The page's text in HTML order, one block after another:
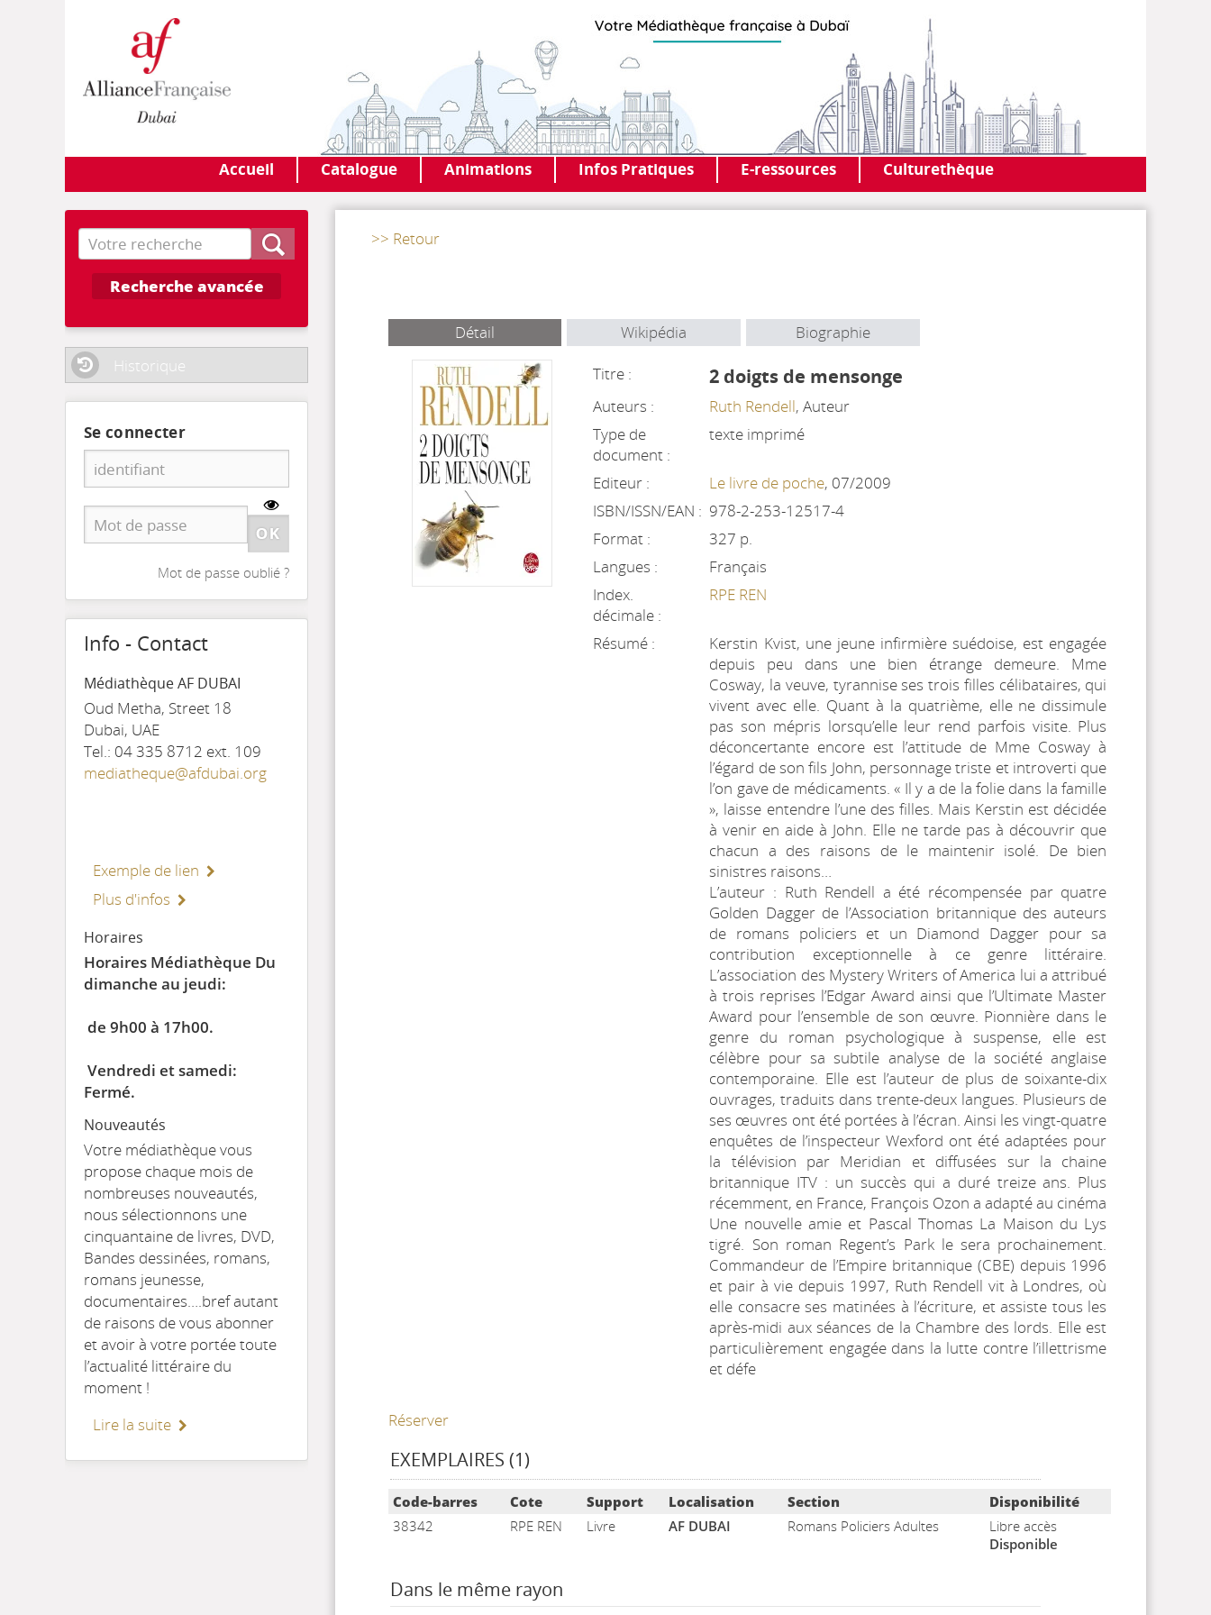
AF DUBAI
MEDIATHÈQUE
Accueil Catalogue Animations Infos Pratiques E-ressources Culturethèque
>> Retour
Détail Wikipédia
Biographie
Titre :
2 doigts de mensonge
Auteurs : Ruth Rendell, Auteur
Type de
document :
texte imprimé
Editeur : Le livre de poche, 07/2009
ISBN/ISSN/EAN : 978-2-253-12517-4
Format :
327 p.
Langues :
Français
Index.
décimale :
RPE REN
Résumé :
Kerstin Kvist, une jeune infirmière suédoise, est engagée
depuis peu dans une bien étrange demeure. Mme
Cosway, la veuve, tyrannise ses trois filles célibataires, qui
vivent avec elle. Quant à la quatrième, elle ne dissimule
pas son mépris lorsqu’elle leur rend parfois visite. Plus
déconcertante encore est l’attitude de Mme Cosway à
l’égard de son fils John, personnage triste et introverti que
l’on gave de médicaments. « Il y a de la folie dans la famille
», laisse entendre l’une des filles. Mais Kerstin est décidée
à venir en aide à John. Elle ne tarde pas à découvrir que
chacun a des raisons de le maintenir isolé. De bien
sinistres raisons…
L’auteur : Ruth Rendell a été récompensée par quatre
Golden Dagger de l’Association britannique des auteurs
de romans policiers et un Diamond Dagger pour sa
contribution exceptionnelle à ce genre littéraire.
L’association des Mystery Writers of America lui a attribué
à trois reprises l’Edgar Award ainsi que l’Ultimate Master
Award pour l’ensemble de son œuvre. Pionnière dans le
genre du roman psychologique à suspense, elle est
célèbre pour sa subtile analyse de la société anglaise
contemporaine. Elle est l’auteur de plus de soixante-dix
ouvrages, traduits dans trente-deux langues. Plusieurs de
ses œuvres ont été portées à l’écran. Ainsi les vingt-quatre
enquêtes de l’inspecteur Wexford ont été adaptées pour
la télévision par Meridian et diffusées sur la chaine
britannique ITV : un succès qui a duré treize ans. Plus
récemment, en France, François Ozon a adapté au cinéma
Une nouvelle amie et Pascal Thomas La Maison du Lys
tigré. Son roman Regent’s Park le sera prochainement.
Commandeur de l’Empire britannique (CBE) depuis 1996
et pair à vie depuis 1997, Ruth Rendell vit à Londres, où
elle consacre ses matinées à l’écriture, et assiste tous les
après-midi aux séances de la Chambre des lords. Elle est
particulièrement engagée dans la lutte contre l’illettrisme
et défe
Réserver
EXEMPLAIRES (1)
Liste des exemplaires
Code-barres Cote Support Localisation Section
Disponibilité
38342
RPE REN Livre AF DUBAI Romans Policiers Adultes
Libre accès
Disponible
Dans le même rayon
Recherche
Recherche avancée
Historique
Se connecter
Mot de passe oublié ?
Info - Contact
Médiathèque AF DUBAI
Oud Metha, Street 18
Dubai, UAE
Tel.: 04 335 8712 ext. 109
mediatheque@afdubai.org
Exemple de lien
Plus d'infos
Horaires
Horaires Médiathèque Du
dimanche au jeudi:
de 9h00 à 17h00.
Vendredi et samedi:
Fermé.
Nouveautés
Votre médiathèque vous
propose chaque mois de
nombreuses nouveautés,
nous sélectionnons une
cinquantaine de livres, DVD,
Bandes dessinées, romans,
romans jeunesse,
documentaires….bref autant
de raisons de vous abonner
et avoir à votre portée toute
l’actualité littéraire du
moment !
Lire la suite